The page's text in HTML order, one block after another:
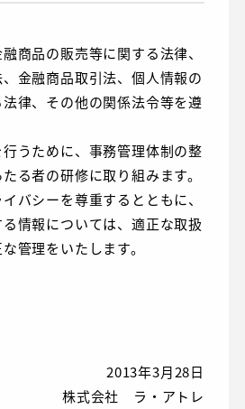
商品の販売等に関する法律、
金融商品取引法、個人情報の
律、その他の関係法令等を遵
うために、事務管理体制の整
る者の研修に取り組みます。
バシーを尊重するとともに、
情報については、適正な取扱
管理をいたします。
2013年3月28日
株式会社 ラ・アトレ